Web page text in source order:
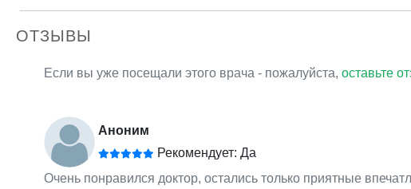
ОТЗЫВЫ
Если вы уже посещали этого врача - пожалуйста, оставьте
Аноним
Рекомендует: Да
Очень понравился доктор, остались только приятные